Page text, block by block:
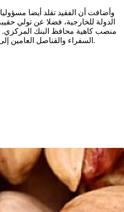
وأضافت أن الفقيد تقلد أيضا
منصب كاهية محافظ البنك المركزي.
السفراء والقناصل العامين إلى حين أن وافاه الأجل المحتوم.